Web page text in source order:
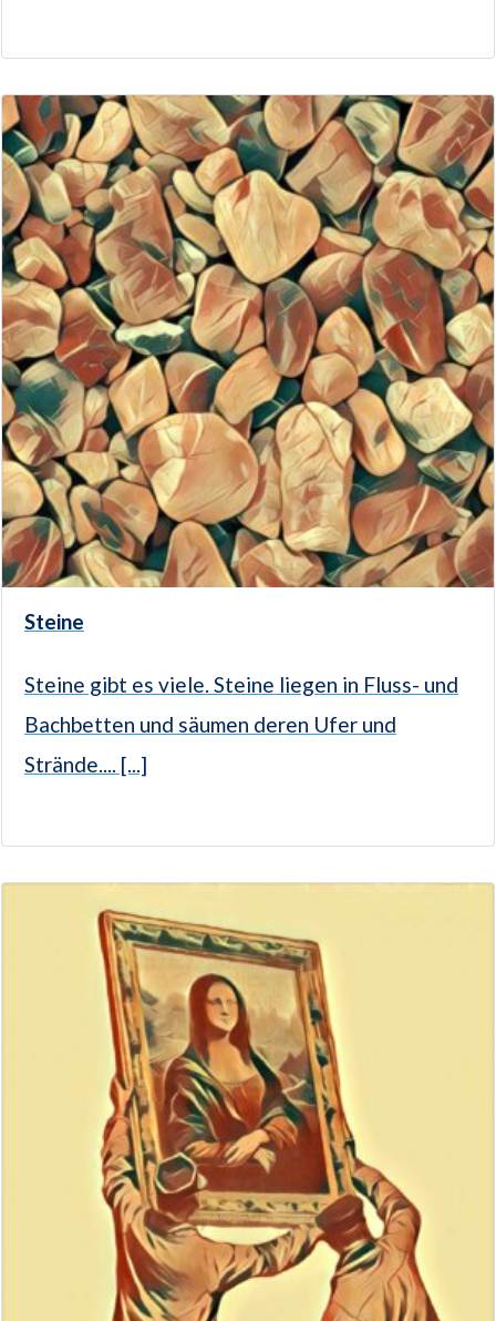
Steine
Steine gibt es viele. Steine liegen in Fluss- und
Bachbetten und säumen deren Ufer und
Strände.... [...]